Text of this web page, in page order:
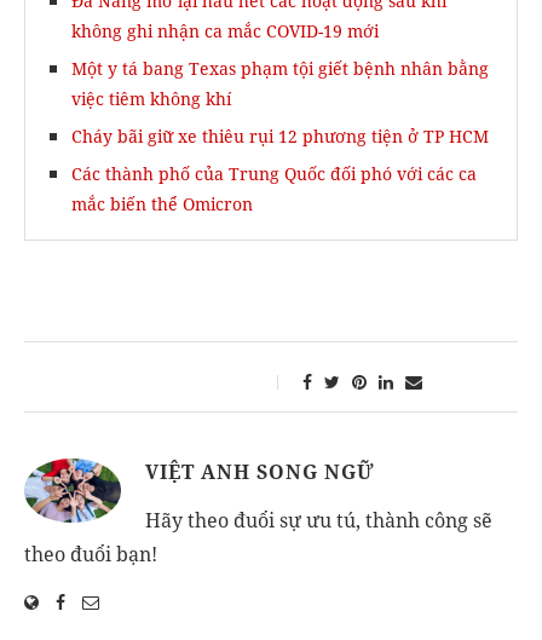
không ghi nhận ca mắc COVID-19 mới
Một y tá bang Texas phạm tội giết bệnh nhân bằng
việc tiêm không khí
Cháy bãi giữ xe thiêu rụi 12 phương tiện ở TP HCM
Các thành phố của Trung Quốc đối phó với các ca
mắc biến thể Omicron
VIỆT ANH SONG NGỮ
Hãy theo đuổi sự ưu tú, thành công sẽ
theo đuổi bạn!